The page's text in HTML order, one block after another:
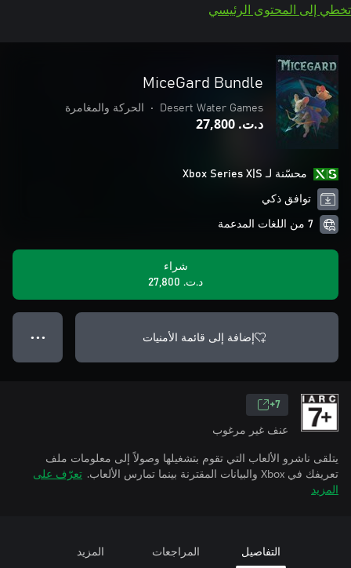
تخطي إلى المحتوى الرئيسي
MiceGard Bundle
Desert Water Games
• الحركة والمغامرة
د.ت.‏ 27,800
محسّنة لـ Xbox Series X|S
توافق ذكي
7 من اللغات المدعمة
شراء
د.ت.‏ 27,800
إضافة إلى قائمة الأمنيات ● ● ●
7+
عنف غير مرغوب
يتلقى ناشرو الألعاب التي تقوم بتشغيلها وصولاً إلى معلومات ملف
تعريفك في Xbox والبيانات المقترنة بينما تمارس الألعاب.
تعرّف على
المزيد
التفاصيل المراجعات المزيد